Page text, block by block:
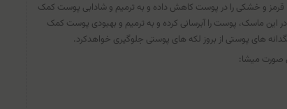
قرمز و خشکی را در پوست کاهش داده و به ترمیم و شادابی پوست کمک
این ماسک، پوست را آبرسانی کرده و به ترمیم و بهبودی پوست کمک
های پوستی از بروز لکه های پوستی جلوگیری خواهدکرد.
صورت میشا: